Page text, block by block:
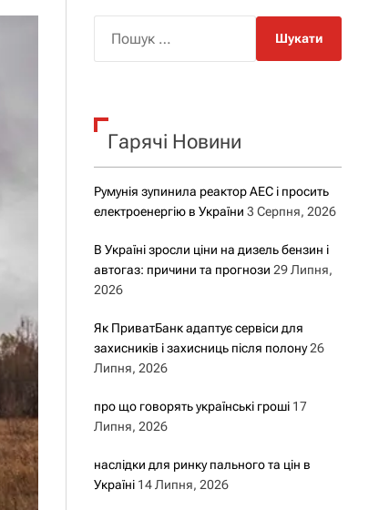
р
о
у
к
Гарячі Новини
Румунія зупинила реактор АЕС і просить
електроенергію в України 3 Серпня, 2026
В Україні зросли ціни на дизель бензин і
автогаз: причини та прогнози 29 Липня,
2026
Як ПриватБанк адаптує сервіси для
захисників і захисниць після полону 26
Липня, 2026
про що говорять українські гроші 17
Липня, 2026
наслідки для ринку пального та цін в
Україні 14 Липня, 2026